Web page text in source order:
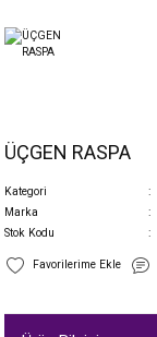
ÜÇGEN RASPA
Kategori
Marka
Stok Kodu